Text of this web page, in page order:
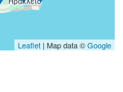
Leaflet | Map data ©Google